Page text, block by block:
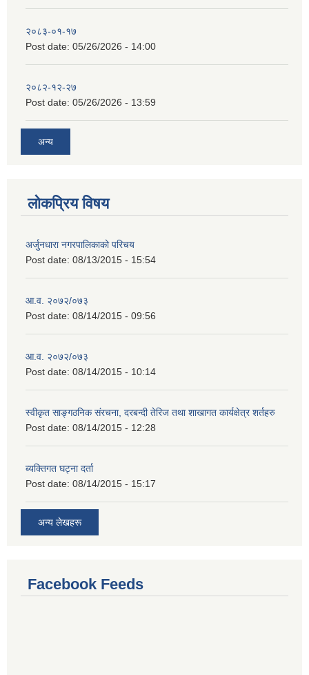
२०८३-०१-१७
Post date: 05/26/2026 - 14:00
२०८२-१२-२७
Post date: 05/26/2026 - 13:59
अन्य
लोकप्रिय विषय
अर्जुनधारा नगरपालिकाको परिचय
Post date: 08/13/2015 - 15:54
आ.व. २०७२/०७३
Post date: 08/14/2015 - 09:56
आ.व. २०७२/०७३
Post date: 08/14/2015 - 10:14
स्वीकृत साङ्गठनिक संरचना, दरबन्दी तेरिज तथा शाखागत कार्यक्षेत्र शर्तहरु
Post date: 08/14/2015 - 12:28
ब्यक्तिगत घट्ना दर्ता
Post date: 08/14/2015 - 15:17
अन्य लेखहरू
Facebook Feeds